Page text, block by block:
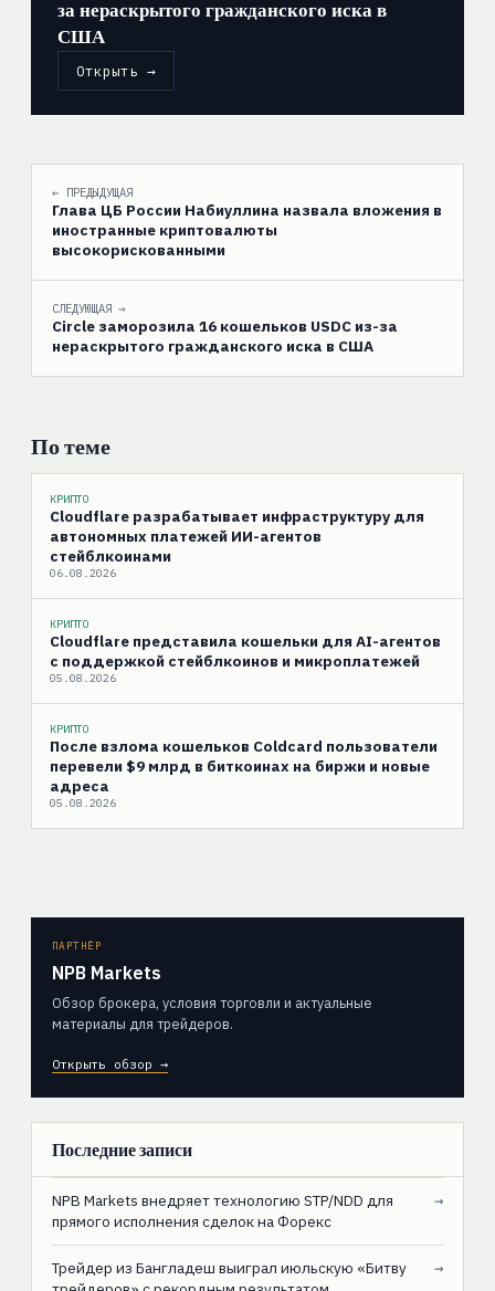
за нераскрытого гражданского иска в
США
Открыть →
← ПРЕДЫДУЩАЯ
Глава ЦБ России Набиуллина назвала вложения в
иностранные криптовалюты
высокорискованными
СЛЕДУЮЩАЯ →
Circle заморозила 16 кошельков USDC из-за
нераскрытого гражданского иска в США
По теме
КРИПТО
Cloudflare разрабатывает инфраструктуру для
автономных платежей ИИ-агентов
стейблкоинами
06.08.2026
КРИПТО
Cloudflare представила кошельки для AI-агентов
с поддержкой стейблкоинов и микроплатежей
05.08.2026
КРИПТО
После взлома кошельков Coldcard пользователи
перевели $9 млрд в биткоинах на биржи и новые
адреса
05.08.2026
ПАРТНЁР
NPB Markets
Обзор брокера, условия торговли и актуальные
материалы для трейдеров.
Открыть обзор →
Последние записи
NPB Markets внедряет технологию STP/NDD для
прямого исполнения сделок на Форекс
→
Трейдер из Бангладеш выиграл июльскую «Битву
→